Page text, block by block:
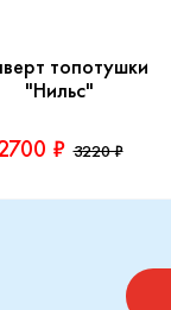
топотушки
"Нильс"
₽ 3220 ₽